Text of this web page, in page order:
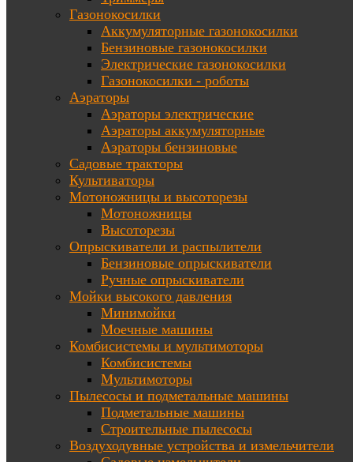
Газонокосилки
Аккумуляторные газонокосилки
Бензиновые газонокосилки
Электрические газонокосилки
Газонокосилки - роботы
Аэраторы
Аэраторы электрические
Аэраторы аккумуляторные
Аэраторы бензиновые
Садовые тракторы
Культиваторы
Мотоножницы и высоторезы
Мотоножницы
Высоторезы
Опрыскиватели и распылители
Бензиновые опрыскиватели
Ручные опрыскиватели
Мойки высокого давления
Минимойки
Моечные машины
Комбисистемы и мультимоторы
Комбисистемы
Мультимоторы
Пылесосы и подметальные машины
Подметальные машины
Строительные пылесосы
Воздуходувные устройства и измельчители